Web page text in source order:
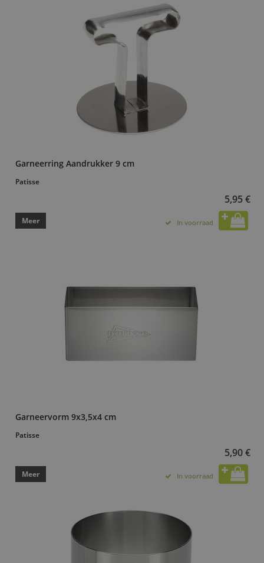
Garneerring Aandrukker 9 cm
Patisse
5,95 €
Meer In voorraad
Garneervorm 9x3,5x4 cm
Patisse
5,90 €
Meer In voorraad